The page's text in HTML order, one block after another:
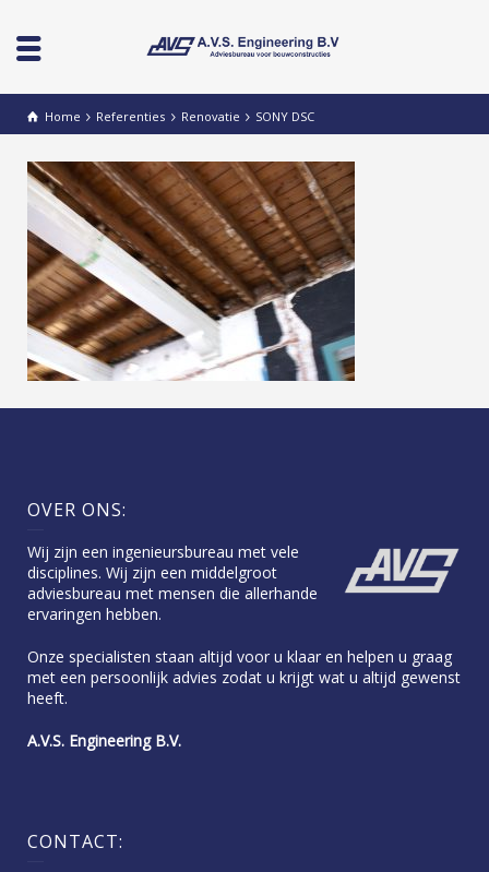
Home Referenties Renovatie SONY DSC
OVER ONS:
Wij zijn een ingenieursbureau met vele
disciplines. Wij zijn een middelgroot
adviesbureau met mensen die allerhande
ervaringen hebben.
Onze specialisten staan altijd voor u klaar en helpen u graag
met een persoonlijk advies zodat u krijgt wat u altijd gewenst
heeft.
A.V.S. Engineering B.V.
CONTACT: